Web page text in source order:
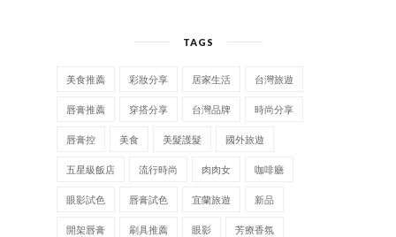
TAGS
美食推薦 彩妝分享 居家生活 台灣旅遊
唇膏推薦 穿搭分享 台灣品牌 時尚分享
唇膏控 美食 美髮護髮 國外旅遊
五星級飯店 流行時尚 肉肉女 咖啡廳
眼影試色 唇膏試色 宜蘭旅遊 新品
開架唇膏 刷具推薦 眼影 芳療香氛